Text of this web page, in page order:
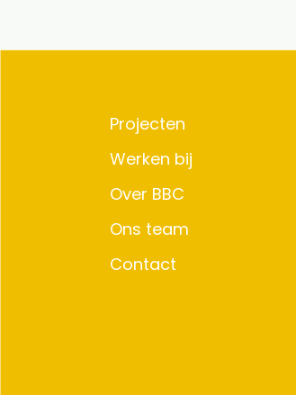
Projecten
Werken bij
Over BBC
Ons team
Contact